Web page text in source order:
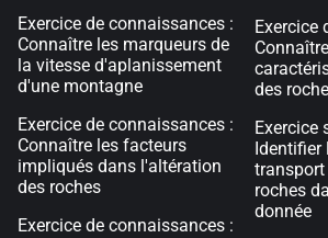
Exercice de connaissances :
Connaître les marqueurs de
la vitesse d'aplanissement
d'une montagne
Exercice de connaissances :
Connaître les facteurs
impliqués dans l'altération
des roches
Exercice de connaissances :
Exercice
des
Exercice
Identifier
transport
roches
donnée